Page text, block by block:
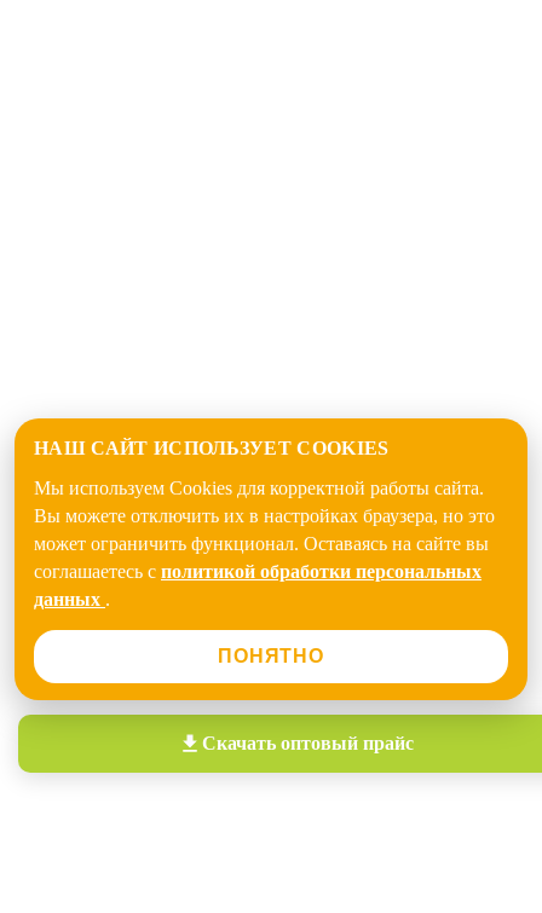
НАШ САЙТ ИСПОЛЬЗУЕТ COOKIES
Мы используем Cookies для корректной работы сайта.
Вы можете отключить их в настройках браузера, но это
может ограничить функционал. Оставаясь на сайте вы
соглашаетесь с политикой обработки персональных
данных .
ПОНЯТНО
Скачать оптовый прайс